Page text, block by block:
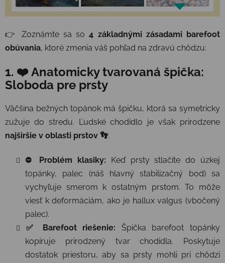
👉 Zoznámte sa so4 základnými zásadami barefoot
obúvania, ktoré zmenia váš pohľad na zdravú chôdzu:
1. ❤️ Anatomicky tvarovaná špička:
Sloboda pre prsty
Väčšina bežných topánok má špičku, ktorá sa symetricky
zužuje do stredu. Ľudské chodidlo je však prirodzene
najširšie v oblasti prstov 👣.
⛔ Problém klasiky: Keď prsty stlačíte do úzkej
topánky, palec (náš hlavný stabilizačný bod) sa
vychyľuje smerom k ostatným prstom. To môže
viesť k deformáciám, ako je hallux valgus (vbočený
palec).
✅ Barefoot riešenie: Špička barefoot topánky
kopíruje prirodzený tvar chodidla. Poskytuje
dostatok priestoru, aby sa prsty mohli pri chôdzi